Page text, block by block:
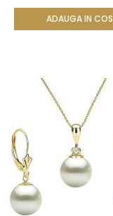
ADAUGA IN COS